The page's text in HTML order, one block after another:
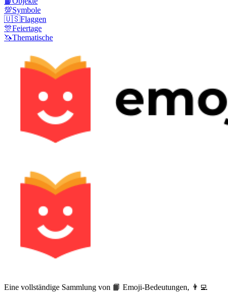
💯Symbole
🇺🇸Flaggen
🎊Feiertage
🦄Thematische
Eine vollständige Sammlung von 📙 Emoji-Bedeutungen, 👨‍💻